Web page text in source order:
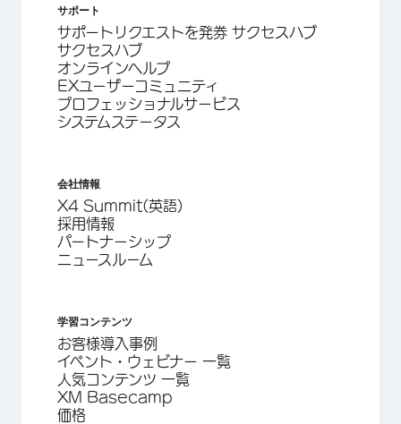
サポート
サポートリクエストを発券 サクセスハブ
サクセスハブ
オンラインヘルプ
EXユーザーコミュニティ
プロフェッショナルサービス
システムステータス
会社情報
X4 Summit(英語)
採用情報
パートナーシップ
ニュースルーム
学習コンテンツ
お客様導入事例
イベント・ウェビナー 一覧
人気コンテンツ 一覧
XM Basecamp
価格